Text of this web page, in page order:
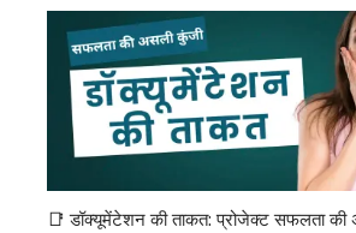
📑 डॉक्यूमेंटेशन की ताकत: प्रोजेक्ट सफलता